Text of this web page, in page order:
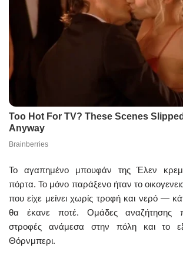
Το αγαπημένο μπουφάν της Έλεν
πόρτα. Το μόνο παράξενο ήταν το
που είχε μείνει χωρίς τροφή και νερό —
θα έκανε ποτέ. Ομάδες αναζήτησης
στροφές ανάμεσα στην πόλη και το
Θόρνμπερι.